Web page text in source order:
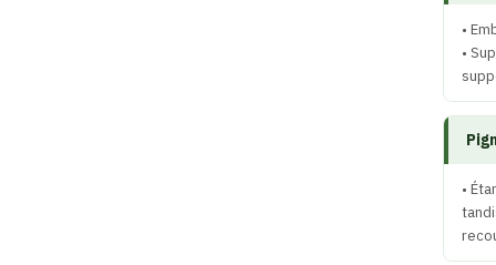
•
•
•